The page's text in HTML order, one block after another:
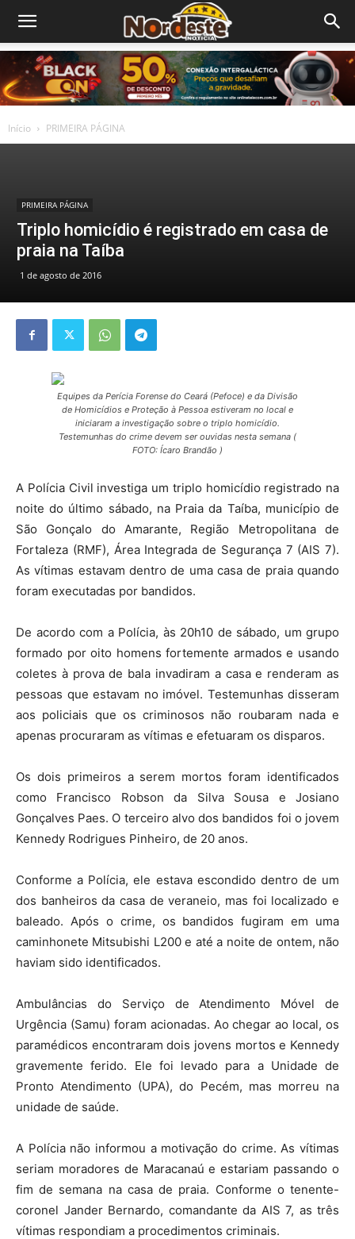
Início PRIMEIRA PÁGINA
PRIMEIRA PÁGINA
Triplo homicídio é registrado em casa de
praia na Taíba
1 de agosto de 2016
Equipes da Perícia Forense do Ceará (Pefoce) e da Divisão
de Homicídios e Proteção à Pessoa estiveram no local e
iniciaram a investigação sobre o triplo homicídio.
Testemunhas do crime devem ser ouvidas nesta semana (
FOTO: Ícaro Brandão )
A Polícia Civil investiga um triplo homicídio registrado na
noite do último sábado, na Praia da Taíba, município de
São Gonçalo do Amarante, Região Metropolitana de
Fortaleza (RMF), Área Integrada de Segurança 7 (AIS 7).
As vítimas estavam dentro de uma casa de praia quando
foram executadas por bandidos.
De acordo com a Polícia, às 20h10 de sábado, um grupo
formado por oito homens fortemente armados e usando
coletes à prova de bala invadiram a casa e renderam as
pessoas que estavam no imóvel. Testemunhas disseram
aos policiais que os criminosos não roubaram nada e
apenas procuraram as vítimas e efetuaram os disparos.
Os dois primeiros a serem mortos foram identificados
como Francisco Robson da Silva Sousa e Josiano
Gonçalves Paes. O terceiro alvo dos bandidos foi o jovem
Kennedy Rodrigues Pinheiro, de 20 anos.
Conforme a Polícia, ele estava escondido dentro de um
dos banheiros da casa de veraneio, mas foi localizado e
baleado. Após o crime, os bandidos fugiram em uma
caminhonete Mitsubishi L200 e até a noite de ontem, não
haviam sido identificados.
Ambulâncias do Serviço de Atendimento Móvel de
Urgência (Samu) foram acionadas. Ao chegar ao local, os
paramédicos encontraram dois jovens mortos e Kennedy
gravemente ferido. Ele foi levado para a Unidade de
Pronto Atendimento (UPA), do Pecém, mas morreu na
unidade de saúde.
A Polícia não informou a motivação do crime. As vítimas
seriam moradores de Maracanaú e estariam passando o
fim de semana na casa de praia. Conforme o tenente-
coronel Jander Bernardo, comandante da AIS 7, as três
vítimas respondiam a procedimentos criminais.